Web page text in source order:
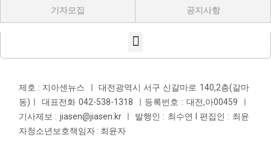
기자모집 공지사항
제호 : 지아센뉴스 ㅣ 대전광역시 서구 신갈마로 140,2층(갈마
동)ㅣ 대표전화 042-538-1318 ㅣ등록번호 : 대전,아00459 ㅣ
기사제보 : jiasen@jiasen.kr ㅣ 발행인 : 최수연 l 편집인 : 최윤
자청소년보호책임자 : 최윤자